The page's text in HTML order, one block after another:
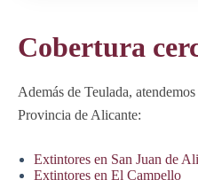
Cobertura
Además de Teulada,
Provincia de Alicante:
Extintores en San Juan de
Extintores en El Campello